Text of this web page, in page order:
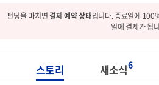
펀딩을 마치면결제 예약 상태입니다. 종료일에
일에 결제가 됩
스토리 새소식6